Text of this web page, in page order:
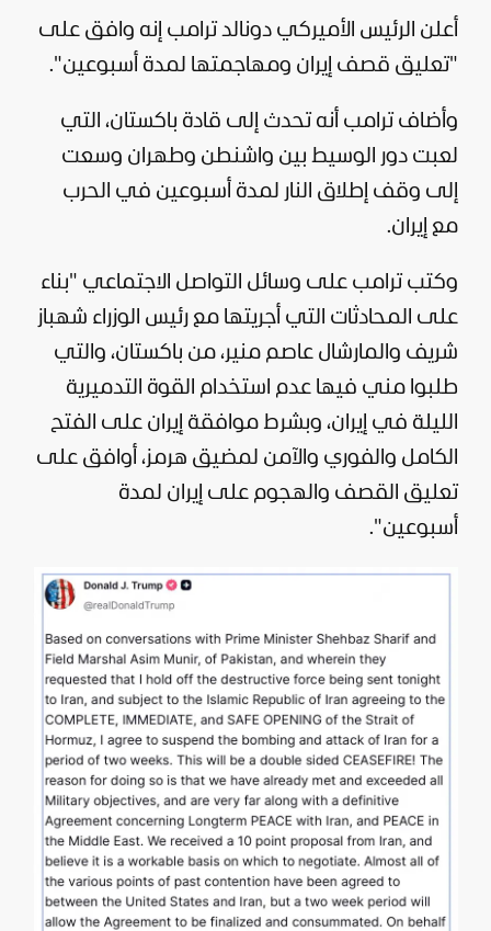
أعلن الرئيس الأميركي دونالد ترامب إنه وافق على
"تعليق قصف إيران ومهاجمتها لمدة أسبوعين".
وأضاف ترامب أنه تحدث إلى قادة باكستان، التي
لعبت دور الوسيط بين واشنطن وطهران وسعت
إلى وقف إطلاق النار لمدة أسبوعين في الحرب
مع إيران.
وكتب ترامب على وسائل التواصل الاجتماعي "بناء
على المحادثات التي أجريتها مع رئيس الوزراء شهباز
شريف والمارشال عاصم منير، من باكستان، والتي
طلبوا مني فيها عدم استخدام القوة التدميرية
الليلة في إيران، وبشرط موافقة إيران على الفتح
الكامل والفوري والآمن لمضيق هرمز، أوافق على
تعليق القصف والهجوم على إيران لمدة
أسبوعين".